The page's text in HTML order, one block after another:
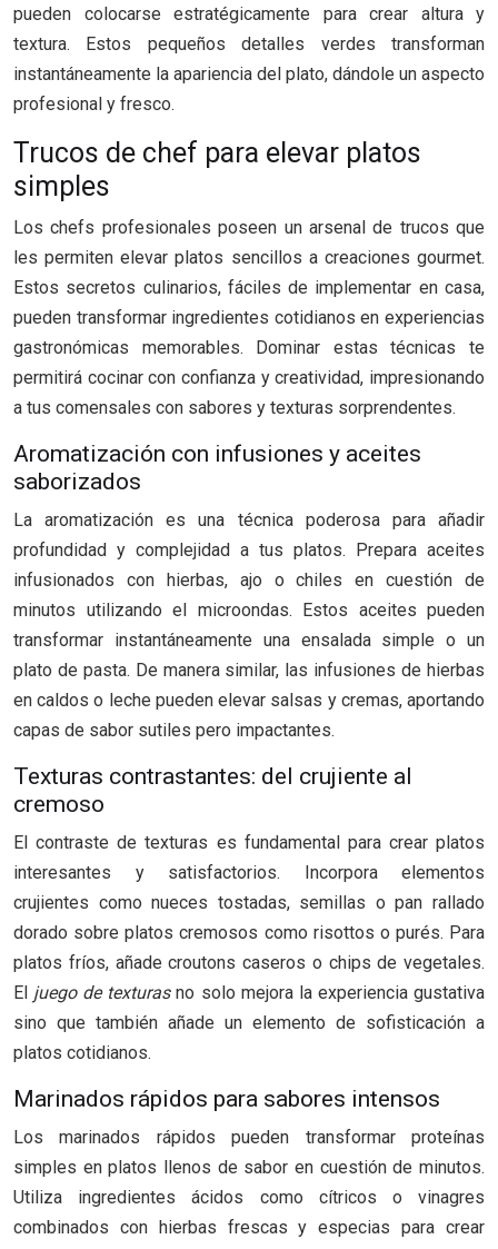
pueden colocarse estratégicamente para crear altura y
textura. Estos pequeños detalles verdes transforman
instantáneamente la apariencia del plato, dándole un aspecto
profesional y fresco.
Trucos de chef para elevar platos
simples
Los chefs profesionales poseen un arsenal de trucos que
les permiten elevar platos sencillos a creaciones gourmet.
Estos secretos culinarios, fáciles de implementar en casa,
pueden transformar ingredientes cotidianos en experiencias
gastronómicas memorables. Dominar estas técnicas te
permitirá cocinar con confianza y creatividad, impresionando
a tus comensales con sabores y texturas sorprendentes.
Aromatización con infusiones y aceites
saborizados
La aromatización es una técnica poderosa para añadir
profundidad y complejidad a tus platos. Prepara aceites
infusionados con hierbas, ajo o chiles en cuestión de
minutos utilizando el microondas. Estos aceites pueden
transformar instantáneamente una ensalada simple o un
plato de pasta. De manera similar, las infusiones de hierbas
en caldos o leche pueden elevar salsas y cremas, aportando
capas de sabor sutiles pero impactantes.
Texturas contrastantes: del crujiente al
cremoso
El contraste de texturas es fundamental para crear platos
interesantes y satisfactorios. Incorpora elementos
crujientes como nueces tostadas, semillas o pan rallado
dorado sobre platos cremosos como risottos o purés. Para
platos fríos, añade croutons caseros o chips de vegetales.
El juego de texturasno solo mejora la experiencia gustativa
sino que también añade un elemento de sofisticación a
platos cotidianos.
Marinados rápidos para sabores intensos
Los marinados rápidos pueden transformar proteínas
simples en platos llenos de sabor en cuestión de minutos.
Utiliza ingredientes ácidos como cítricos o vinagres
combinados con hierbas frescas y especias para crear